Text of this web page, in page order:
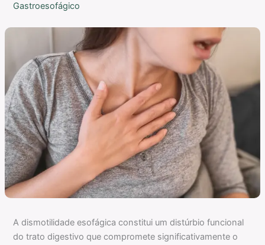
Gastroesofágico
A dismotilidade esofágica constitui um distúrbio funcional
do trato digestivo que compromete significativamente o